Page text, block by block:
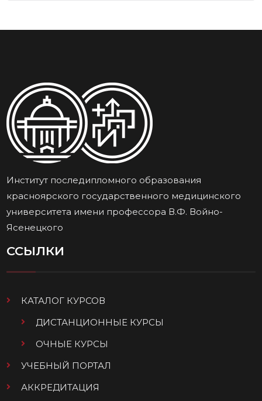
Институт последипломного образования
красноярского государственного медицинского
университета имени профессора В.Ф. Войно-
Ясенецкого
ССЫЛКИ
КАТАЛОГ КУРСОВ
ДИСТАНЦИОННЫЕ КУРСЫ
ОЧНЫЕ КУРСЫ
УЧЕБНЫЙ ПОРТАЛ
АККРЕДИТАЦИЯ